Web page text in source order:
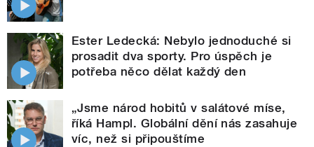
Ester Ledecká: Nebylo jednoduché si
prosadit dva sporty. Pro úspěch je
potřeba něco dělat každý den
„Jsme národ hobitů v salátové míse,
říká Hampl. Globální dění nás zasahuje
víc, než si připouštíme